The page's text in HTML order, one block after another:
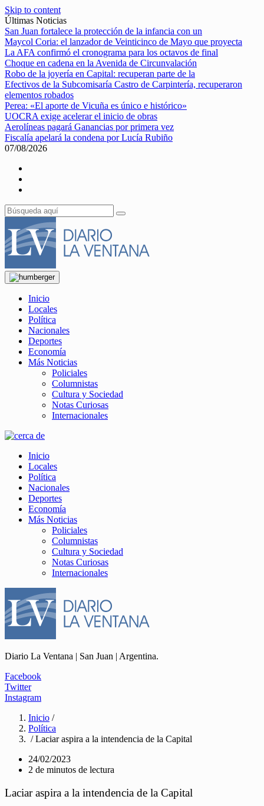
Skip to content
Últimas Noticias
San Juan fortalece la protección de la infancia con un
Maycol Coria: el lanzador de Veinticinco de Mayo que proyecta
La AFA confirmó el cronograma para los octavos de final
Choque en cadena en la Avenida de Circunvalación
Robo de la joyería en Capital: recuperan parte de la
Efectivos de la Subcomisaría Castro de Carpintería, recuperaron
elementos robados
Perea: «El aporte de Vicuña es único e histórico»
UOCRA exige acelerar el inicio de obras
Aerolíneas pagará Ganancias por primera vez
Fiscalía apelará la condena por Lucía Rubiño
07/08/2026
Inicio
Locales
Política
Nacionales
Deportes
Economía
Más Noticias
Policiales
Columnistas
Cultura y Sociedad
Notas Curiosas
Internacionales
Inicio
Locales
Política
Nacionales
Deportes
Economía
Más Noticias
Policiales
Columnistas
Cultura y Sociedad
Notas Curiosas
Internacionales
Diario La Ventana | San Juan | Argentina.
Facebook
Twitter
Instagram
Inicio /
Política
/ Laciar aspira a la intendencia de la Capital
24/02/2023
2 de minutos de lectura
Laciar aspira a la intendencia de la Capital